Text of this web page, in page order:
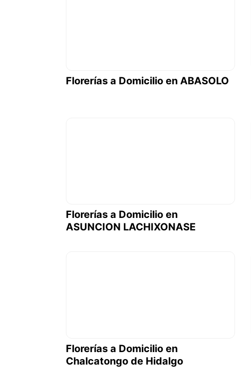
Florerías a Domicilio en ABASOLO
Florerías a Domicilio en
ASUNCION LACHIXONASE
Florerías a Domicilio en
Chalcatongo de Hidalgo